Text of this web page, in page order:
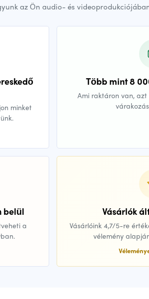
az Ön audio- és
minket
Több mint 8
Ami raktáron van, azt
belül
a
Vásárlók
Vásárlóink 4,7/5-re
vélemény